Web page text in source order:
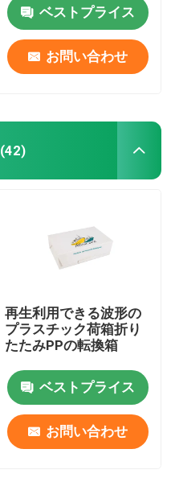
ベストプライス
お問い合わせ
(42)
再生利用できる波形の
プラスチック荷箱折り
たたみPPの転換箱
ベストプライス
お問い合わせ